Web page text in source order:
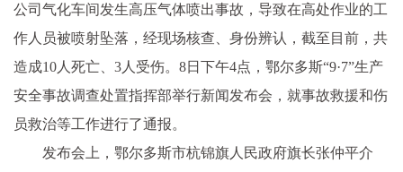
公司气化车间发生高压气体喷出事故，导致在高处作业的工
作人员被喷射坠落，经现场核查、身份辨认，截至目前，共
造成10人死亡、3人受伤。8日下午4点，鄂尔多斯“9·7”生产
安全事故调查处置指挥部举行新闻发布会，就事故救援和伤
员救治等工作进行了通报。
发布会上，鄂尔多斯市杭锦旗人民政府旗长张仲平介